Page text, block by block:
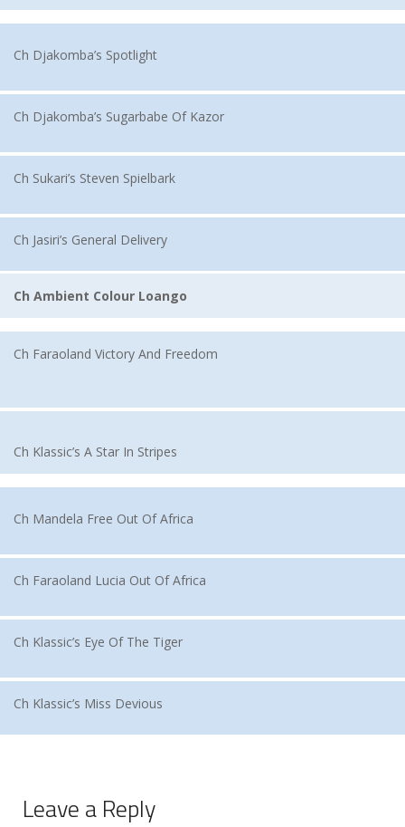
Ch Djakomba’s Spotlight
Ch Djakomba’s Sugarbabe Of Kazor
Ch Sukari’s Steven Spielbark
Ch Jasiri’s General Delivery
Ch Ambient Colour Loango
Ch Faraoland Victory And Freedom
Ch Klassic’s A Star In Stripes
Ch Mandela Free Out Of Africa
Ch Faraoland Lucia Out Of Africa
Ch Klassic’s Eye Of The Tiger
Ch Klassic’s Miss Devious
Leave a Reply